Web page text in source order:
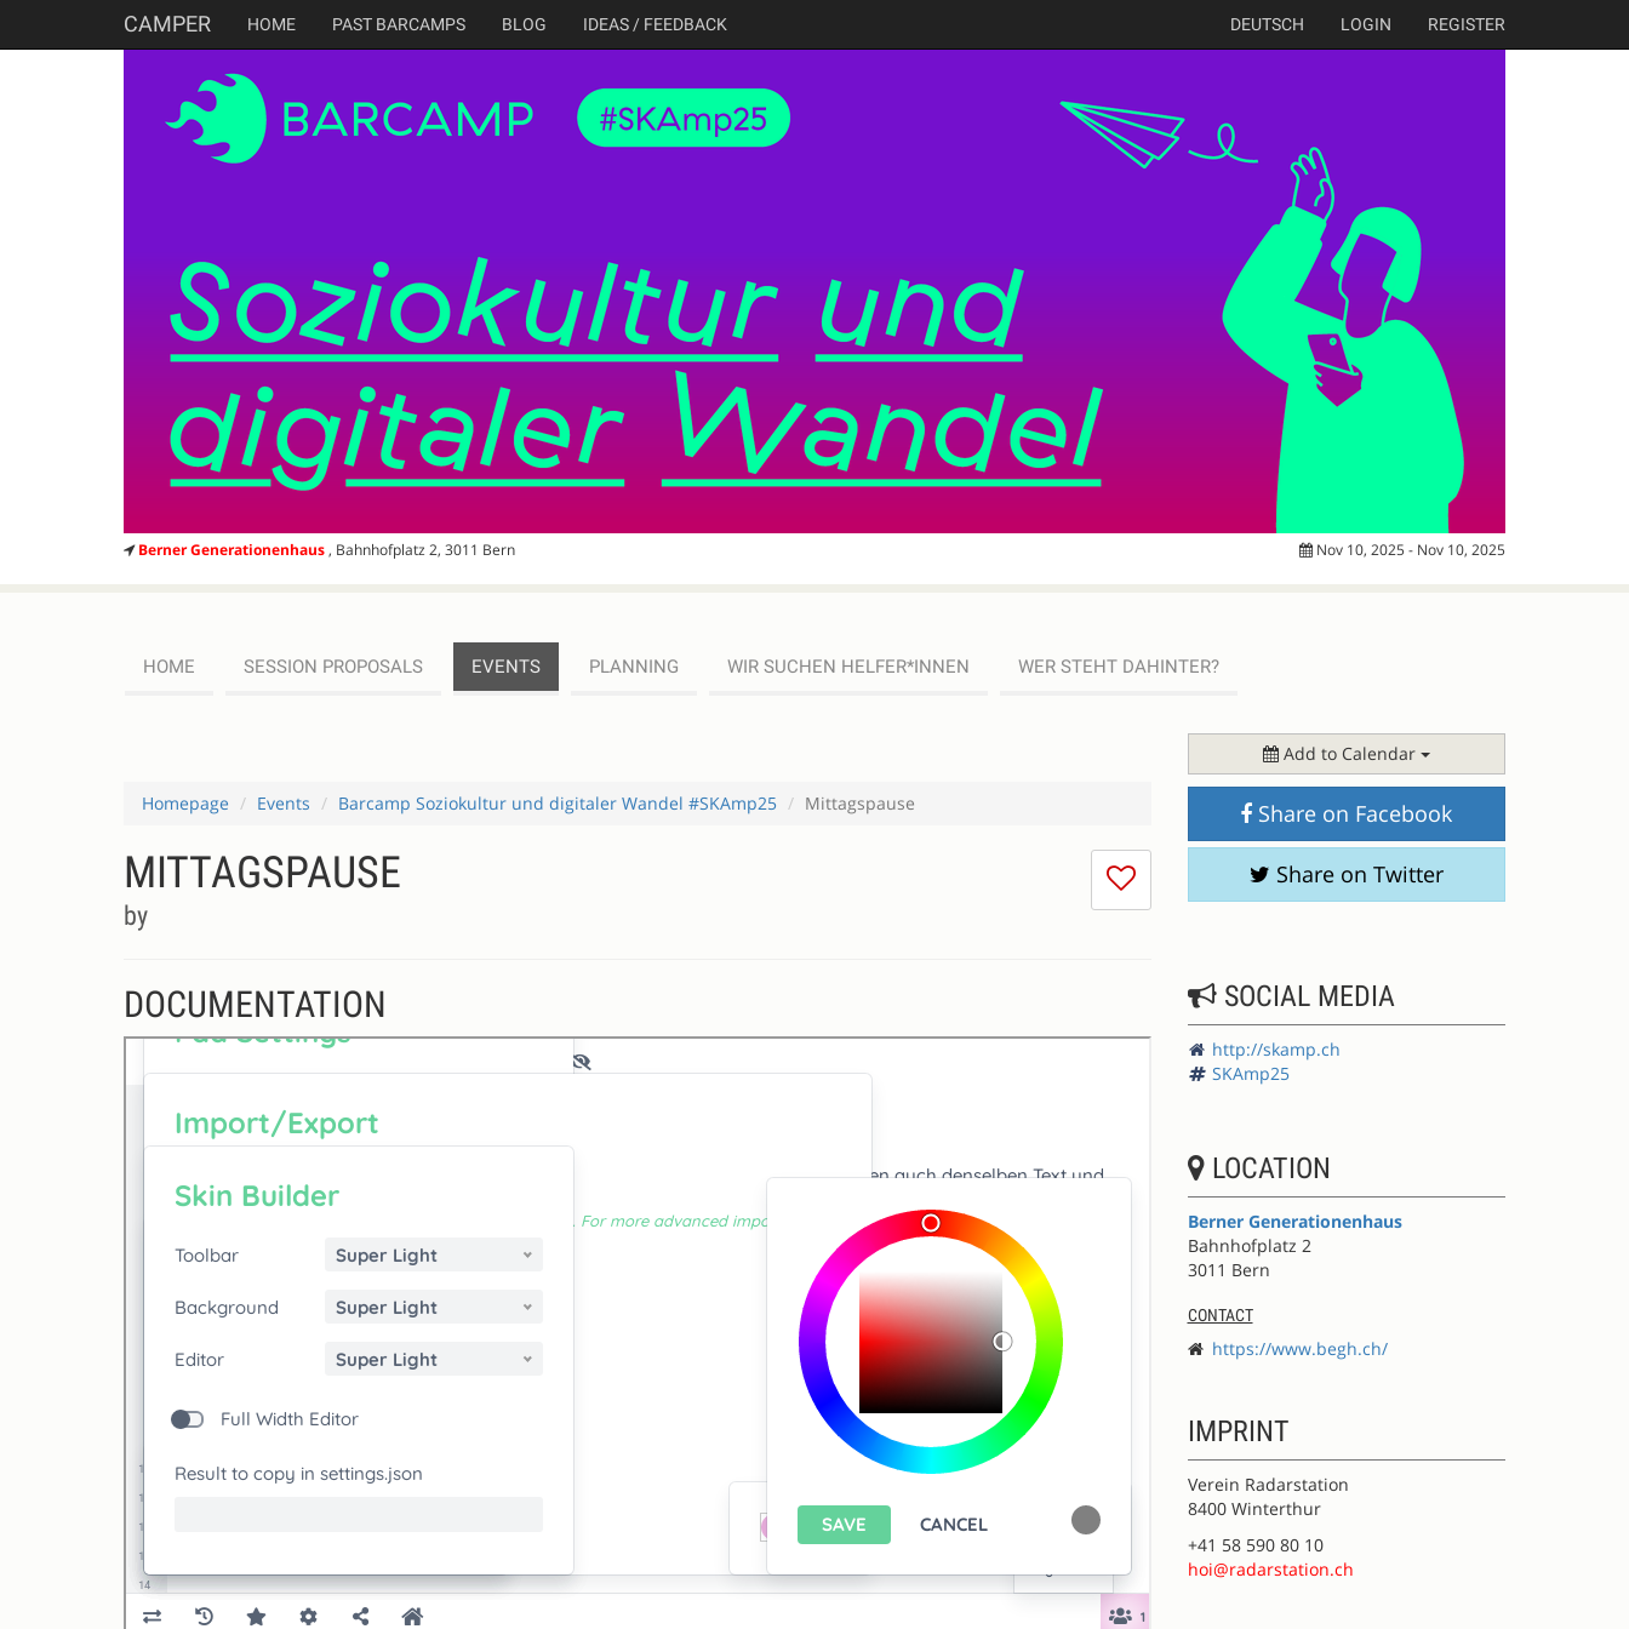
CAMPER HOME PAST BARCAMPS BLOG IDEAS / FEEDBACK DEUTSCH LOGIN REGISTER
Berner Generationenhaus, Bahnhofplatz 2, 3011 Bern Nov 10, 2025 - Nov 10, 2025
HOME SESSION PROPOSALS EVENTS PLANNING WIR SUCHEN HELFER*INNEN WER STEHT DAHINTER?
Homepage Events Barcamp Soziokultur und digitaler Wandel #SKAmp25 Mittagspause
I
don't
session
MITTAGSPAUSE
by
DOCUMENTATION
Add to Calendar
Share on Facebook
Share on Twitter
SOCIAL MEDIA
http://skamp.ch
SKAmp25
LOCATION
Berner Generationenhaus
Bahnhofplatz 2
3011 Bern
CONTACT
https://www.begh.ch/
IMPRINT
Verein Radarstation
8400 Winterthur
+41 58 590 80 10
hoi@radarstation.ch